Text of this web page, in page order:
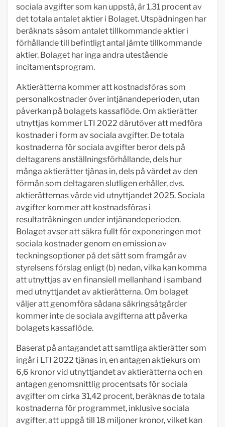
sociala avgifter som kan uppstå, är 1,31 procent av
det totala antalet aktier i Bolaget. Utspädningen har
beräknats såsom antalet tillkommande aktier i
förhållande till befintligt antal jämte tillkommande
aktier. Bolaget har inga andra utestående
incitamentsprogram.
Aktierätterna kommer att kostnadsföras som
personalkostnader över intjänandeperioden, utan
påverkan på bolagets kassaflöde. Om aktierätter
utnyttjas kommer LTI 2022 därutöver att medföra
kostnader i form av sociala avgifter. De totala
kostnaderna för sociala avgifter beror dels på
deltagarens anställningsförhållande, dels hur
många aktierätter tjänas in, dels på värdet av den
förmån som deltagaren slutligen erhåller, dvs.
aktierätternas värde vid utnyttjandet 2025. Sociala
avgifter kommer att kostnadsföras i
resultaträkningen under intjänandeperioden.
Bolaget avser att säkra fullt för exponeringen mot
sociala kostnader genom en emission av
teckningsoptioner på det sätt som framgår av
styrelsens förslag enligt (b) nedan, vilka kan komma
att utnyttjas av en finansiell mellanhand i samband
med utnyttjandet av aktierätterna. Om bolaget
väljer att genomföra sådana säkringsåtgärder
kommer inte de sociala avgifterna att påverka
bolagets kassaflöde.
Baserat på antagandet att samtliga aktierätter som
ingår i LTI 2022 tjänas in, en antagen aktiekurs om
6,6 kronor vid utnyttjandet av aktierätterna och en
antagen genomsnittlig procentsats för sociala
avgifter om cirka 31,42 procent, beräknas de totala
kostnaderna för programmet, inklusive sociala
avgifter, att uppgå till 18 miljoner kronor, vilket kan